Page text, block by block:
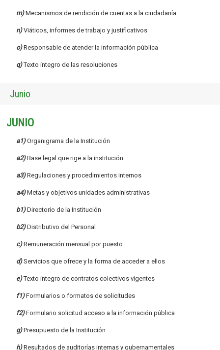
m)Mecanismos de rendición de cuentas a la ciudadanía
n)Viáticos, informes de trabajo y justificativos
o)Responsable de atender la información pública
q) Texto íntegro de las resoluciones
Junio
JUNIO
a1) Organigrama de la Institución
a2) Base legal que rige a la institución
a3)Regulaciones y procedimientos internos
a4)Metas y objetivos unidades administrativas
b1)Directorio de la Institución
b2)Distributivo del Personal
c)Remuneración mensual por puesto
d)Servicios que ofrece y la forma de acceder a ellos
e)Texto íntegro de contratos colectivos vigentes
f1)Formularios o formatos de solicitudes
f2)Formulario solicitud acceso a la información pública
g) Presupuesto de la Institución
h)Resultados de auditorías internas y gubernamentales